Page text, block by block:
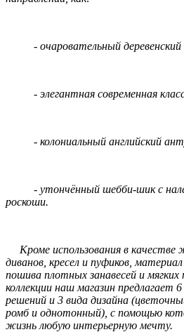
- очаровательный деревенский
- элегантная современная
- колониальный английский
- утончённый шебби-шик с
роскоши.
Кроме использования в качестве
диванов, кресел и пуфиков,
пошива плотных занавесей и
коллекции наш магазин предлагает
решений и 3 вида дизайна
ромб и однотонный), с помощью
жизнь любую интерьерную мечту.